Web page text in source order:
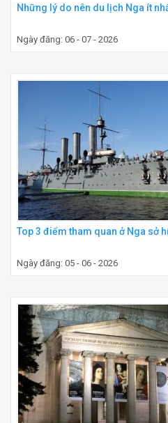
Những lý do nên du lịch Nga ít
Ngày đăng: 06 - 07 - 2026
Top 3 điểm tham quan ở Nga sở
Ngày đăng: 05 - 06 - 2026